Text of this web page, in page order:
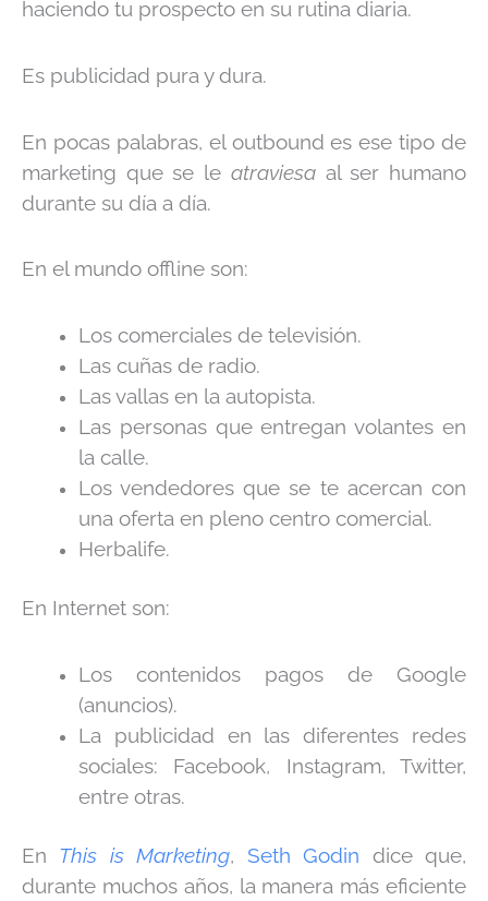
haciendo tu prospecto en su rutina diaria.
Es publicidad pura y dura.
En pocas palabras, el outbound es ese tipo de
marketing que se le atraviesaal ser humano
durante su día a día.
En el mundo offline son:
Los comerciales de televisión.
Las cuñas de radio.
Las vallas en la autopista.
Las personas que entregan volantes en
la calle.
Los vendedores que se te acercan con
una oferta en pleno centro comercial.
Herbalife.
En Internet son:
Los contenidos pagos de Google
(anuncios).
La publicidad en las diferentes redes
sociales: Facebook, Instagram, Twitter,
entre otras.
En This is Marketing, Seth Godin dice que,
durante muchos años, la manera más eficiente